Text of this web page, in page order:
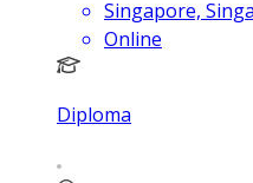
Singapore,
Online
Diploma